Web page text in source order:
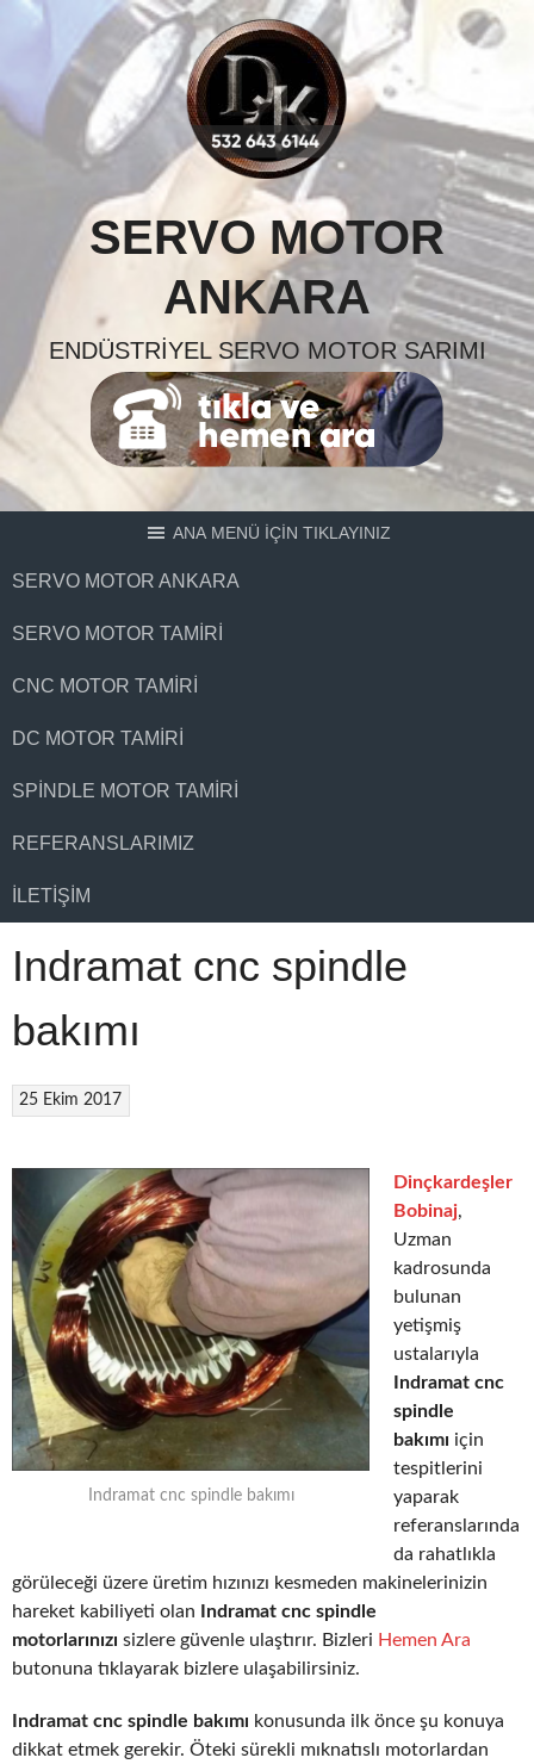
Skip
content
SERVO MOTOR
ANKARA
ENDÜSTRIYEL SERVO MOTOR SARIMI
ANA MENÜ İÇİN TIKLAYINIZ
SERVO MOTOR ANKARA
SERVO MOTOR TAMIRI
CNC MOTOR TAMIRI
DC MOTOR TAMIRI
SPINDLE MOTOR TAMIRI
REFERANSLARIMIZ
İLETIŞIM
Indramat cnc spindle
bakımı
25 Ekim 2017
Indramat cnc spindle bakımı
Dinçkardeşler
Bobinaj,
Uzman
kadrosunda
bulunan
yetişmiş
ustalarıyla
Indramat cnc
spindle
bakımı için
tespitlerini
yaparak
referanslarında
da rahatlıkla
görüleceği üzere üretim hızınızı kesmeden makinelerinizin
hareket kabiliyeti olan Indramat cnc spindle
motorlarınızı sizlere güvenle ulaştırır. Bizleri Hemen Ara
butonuna tıklayarak bizlere ulaşabilirsiniz.
Indramat cnc spindle bakımı konusunda ilk önce şu konuya
dikkat etmek gerekir. Öteki sürekli mıknatıslı motorlardan